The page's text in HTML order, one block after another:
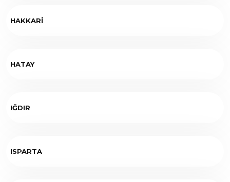
HAKKARİ
HATAY
IĞDIR
ISPARTA